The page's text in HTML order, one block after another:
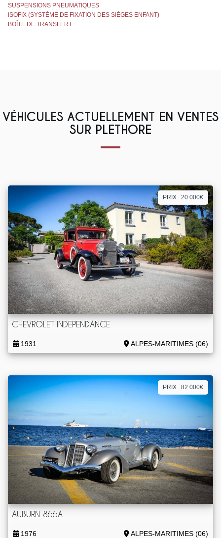
SUSPENSIONS PNEUMATIQUES
ISOFIX (SYSTÈME DE FIXATION DES SIÈGES ENFANT)
BOÎTE DE TRANSFERT
VÉHICULES ACTUELLEMENT EN VENTES
SUR PLETHORE
PRIX : 20 000€
CHEVROLET INDEPENDANCE
1931 ALPES-MARITIMES (06)
PRIX : 82 000€
AUBURN 866A
1976 ALPES-MARITIMES (06)